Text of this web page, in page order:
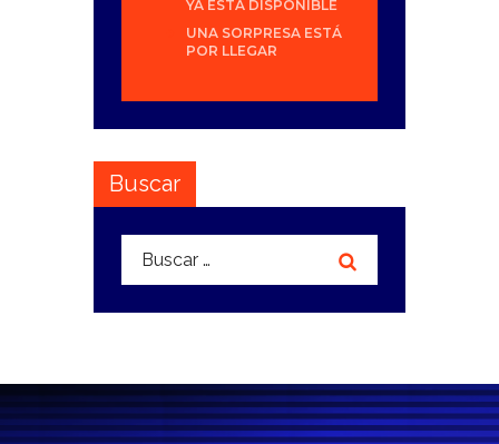
YA ESTÁ DISPONIBLE
UNA SORPRESA ESTÁ
POR LLEGAR
Buscar
Buscar: